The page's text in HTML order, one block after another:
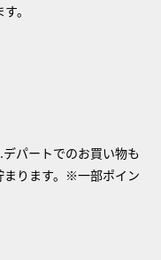
。
パートでのお買い物も
まります。※一部ポイン